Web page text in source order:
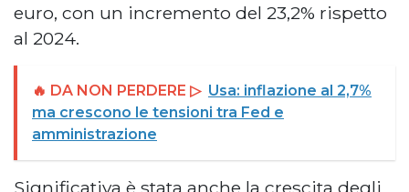
euro, con un incremento del 23,2% rispetto
al 2024.
🔥 DA NON PERDERE ▷ Usa: inflazione al 2,7%
ma crescono le tensioni tra Fed e
amministrazione
Significativa è stata anche la crescita degli